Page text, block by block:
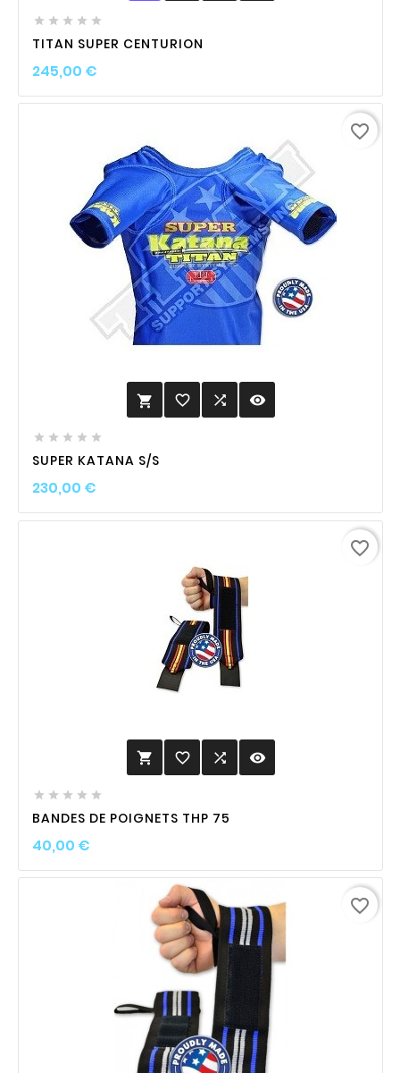
    
TITAN SUPER CENTURION
245,00 €Prix
 favorite_border  visibility
    
SUPER KATANA S/S
230,00 €Prix
favorite_border
 favorite_border  visibility
    
BANDES DE POIGNETS THP 75
40,00 €Prix
favorite_border
favorite_border